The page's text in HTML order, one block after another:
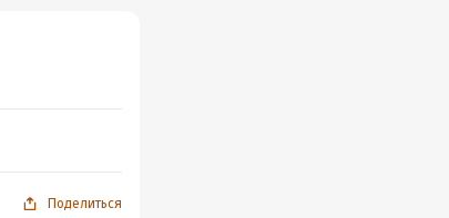
Поделиться